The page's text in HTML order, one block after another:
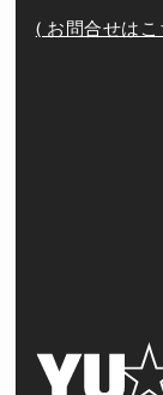
( お問合せはこ